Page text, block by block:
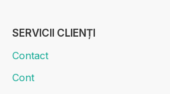
SERVICII CLIENȚI
Contact
Cont